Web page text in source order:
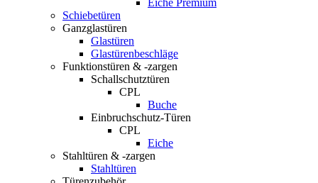
Eiche Premium
Schiebetüren
Ganzglastüren
Glastüren
Glastürenbeschläge
Funktionstüren & -zargen
Schallschutztüren
CPL
Buche
Einbruchschutz-Türen
CPL
Eiche
Stahltüren & -zargen
Stahltüren